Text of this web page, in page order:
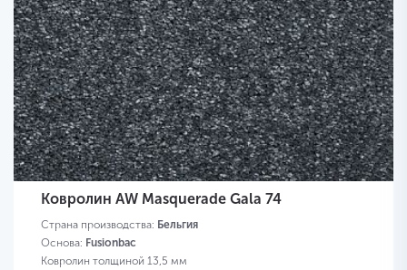
Ковролин AW Masquerade Gala 74
Страна производства: Бельгия
Основа: Fusionbac
Ковролин толщиной 13,5 мм